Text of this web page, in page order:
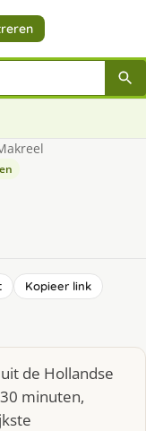
Kopieer link
de Hollandse
minuten,